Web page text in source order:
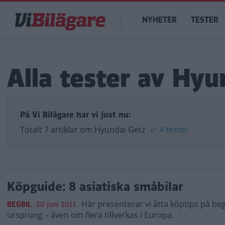
huvudinnehåll
Main
navigation
NYHETER TESTER
Alla tester av
På Vi Bilägare har vi just nu:
Totalt 7 artiklar om Hyundai Getz ✅4 tester
Köpguide: 8 asiatiska småbilar
BEGBIL 20 juni 2011 Här presenterar vi åtta köptips på
ursprung – även om flera tillverkas i Europa.